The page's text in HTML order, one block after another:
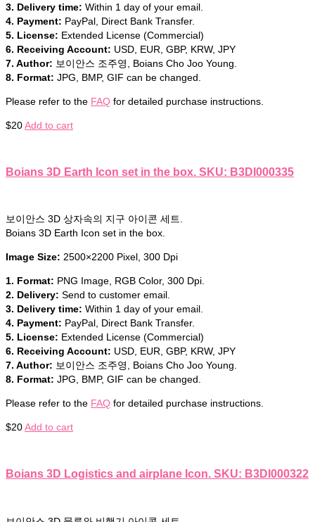
3. Delivery time: Within 1 day of your email.
4. Payment: PayPal, Direct Bank Transfer.
5. License: Extended License (Commercial)
6. Receiving Account: USD, EUR, GBP, KRW, JPY
7. Author: 보이안스 조주영, Boians Cho Joo Young.
8. Format: JPG, BMP, GIF can be changed.
Please refer to the FAQ for detailed purchase instructions.
$20Add to cart
Boians 3D Earth Icon set in the box. SKU: B3DI000335
보이안스 3D 상자속의 지구 아이콘 세트.
Boians 3D Earth Icon set in the box.
Image Size: 2500×2200 Pixel, 300 Dpi
1. Format: PNG Image, RGB Color, 300 Dpi.
2. Delivery: Send to customer email.
3. Delivery time: Within 1 day of your email.
4. Payment: PayPal, Direct Bank Transfer.
5. License: Extended License (Commercial)
6. Receiving Account: USD, EUR, GBP, KRW, JPY
7. Author: 보이안스 조주영, Boians Cho Joo Young.
8. Format: JPG, BMP, GIF can be changed.
Please refer to the FAQ for detailed purchase instructions.
$20Add to cart
Boians 3D Logistics and airplane Icon. SKU: B3DI000322